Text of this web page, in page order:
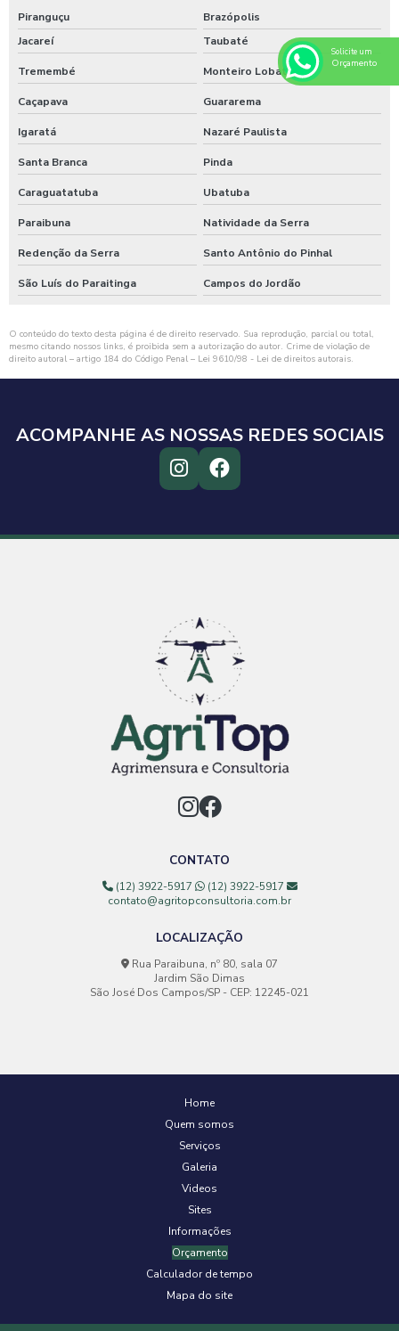
Piranguçu
Brazópolis
Jacareí
Taubaté
Tremembé Monteiro Lobato
Caçapava Guararema
Igaratá Nazaré Paulista
Santa Branca Pinda
Caraguatatuba Ubatuba
Paraibuna Natividade da Serra
Redenção da Serra Santo Antônio do Pinhal
São Luís do Paraitinga Campos do Jordão
O conteúdo do texto desta página é de direito reservado. Sua reprodução, parcial ou total,
mesmo citando nossos links, é proibida sem a autorização do autor. Crime de violação de
direito autoral – artigo 184 do Código Penal – Lei 9610/98 - Lei de direitos autorais.
ACOMPANHE AS NOSSAS REDES SOCIAIS
CONTATO
(12) 3922-5917
(12) 3922-5917
contato@agritopconsultoria.com.br
LOCALIZAÇÃO
Rua Paraibuna, nº 80, sala 07
Jardim São Dimas
São José Dos Campos/SP - CEP: 12245-021
Home
Quem somos
Serviços
Galeria
Videos
Sites
Informações
Orçamento
Calculador de tempo
Mapa do site
Solicite um
Orçamento